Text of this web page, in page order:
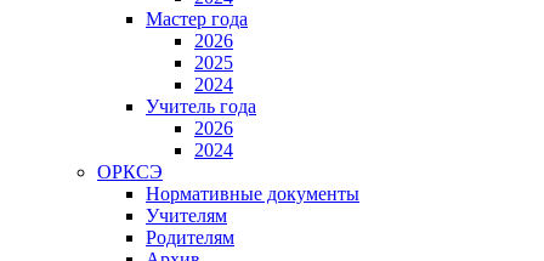
Мастер года
2026
2025
2024
Учитель года
2026
2024
ОРКСЭ
Нормативные документы
Учителям
Родителям